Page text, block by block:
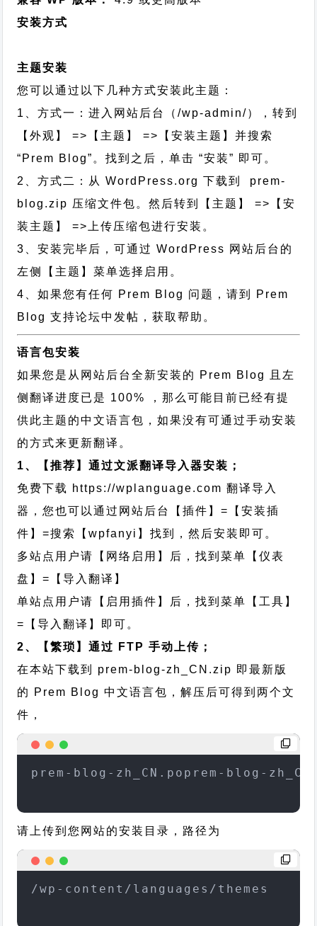
安装方式
主题安装
您可以通过以下几种方式安装此主题：
1、方式一：进入网站后台（/wp-admin/），转到
【外观】 =>【主题】 =>【安装主题】并搜索
“Prem Blog”。找到之后，单击 “安装” 即可。
2、方式二：从 WordPress.org 下载到 prem-
blog.zip 压缩文件包。然后转到【主题】 =>【安
装主题】 =>上传压缩包进行安装。
3、安装完毕后，可通过 WordPress 网站后台的
左侧【主题】菜单选择启用。
4、如果您有任何 Prem Blog 问题，请到 Prem
Blog 支持论坛中发帖，获取帮助。
语言包安装
如果您是从网站后台全新安装的 Prem Blog 且左
侧翻译进度已是 100% ，那么可能目前已经有提
供此主题的中文语言包，如果没有可通过手动安装
的方式来更新翻译。
1、【推荐】通过文派翻译导入器安装；
免费下载 https://wplanguage.com 翻译导入
器，您也可以通过网站后台【插件】=【安装插
件】=搜索【wpfanyi】找到，然后安装即可。
多站点用户请【网络启用】后，找到菜单【仪表
盘】=【导入翻译】
单站点用户请【启用插件】后，找到菜单【工具】
=【导入翻译】即可。
2、【繁琐】通过 FTP 手动上传；
在本站下载到 prem-blog-zh_CN.zip 即最新版
的 Prem Blog 中文语言包，解压后可得到两个文
件，
prem-blog-zh_CN.poprem-blog-
请上传到您网站的安装目录，路径为
/wp-content/languages/themes